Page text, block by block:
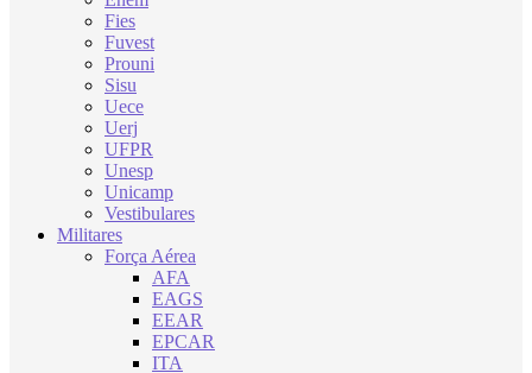
Fies
Fuvest
Prouni
Sisu
Uece
Uerj
UFPR
Unesp
Unicamp
Vestibulares
Militares
Força Aérea
AFA
EAGS
EEAR
EPCAR
ITA